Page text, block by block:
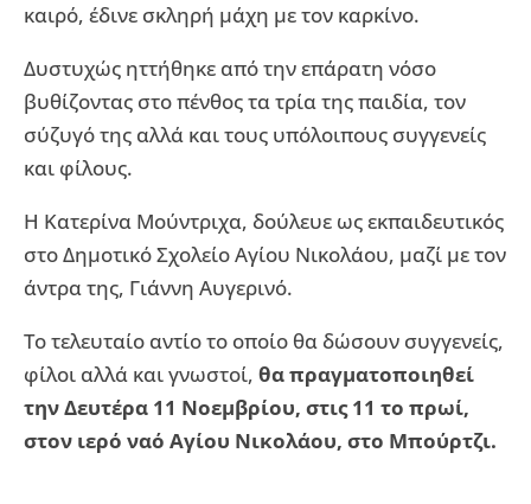
καιρό, έδινε σκληρή μάχη με τον καρκίνο.
Δυστυχώς ηττήθηκε από την επάρατη νόσο
βυθίζοντας στο πένθος τα τρία της παιδία, τον
σύζυγό της αλλά και τους υπόλοιπους συγγενείς
και φίλους.
Η Κατερίνα Μούντριχα, δούλευε ως εκπαιδευτικός
στο Δημοτικό Σχολείο Αγίου Νικολάου, μαζί με τον
άντρα της, Γιάννη Αυγερινό.
Το τελευταίο αντίο το οποίο θα δώσουν συγγενείς,
φίλοι αλλά και γνωστοί, θα πραγματοποιηθεί
την Δευτέρα 11 Νοεμβρίου, στις 11 το πρωί,
στον ιερό ναό Αγίου Νικολάου, στο Μπούρτζι.